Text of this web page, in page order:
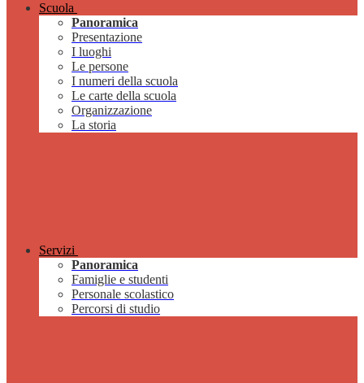
Scuola
Panoramica
Presentazione
I luoghi
Le persone
I numeri della scuola
Le carte della scuola
Organizzazione
La storia
Servizi
Panoramica
Famiglie e studenti
Personale scolastico
Percorsi di studio